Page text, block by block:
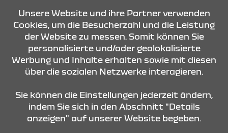
09:00 Uhr - 14:00 Uhr
KONTAKT & ANFAHRT
Unsere Website und ihre Partner verwenden
Cookies, um die Besucherzahl und die Leistung
der Website zu messen. Somit können Sie
personalisierte und/oder geolokalisierte
Werbung und Inhalte erhalten sowie mit diesen
über die sozialen Netzwerke interagieren.
Sie können die Einstellungen jederzeit ändern,
indem Sie sich in den Abschnitt "Details
anzeigen" auf unserer Website begeben.